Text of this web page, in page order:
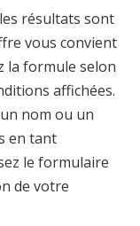
résultats sont
vous convient
la formule selon
affichées.
nom ou un
en tant
le formulaire
de votre